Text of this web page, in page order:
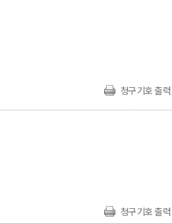
청구기호 출력
청구기호 출력